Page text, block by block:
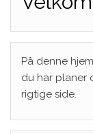
På denne
du har planer
rigtige side.